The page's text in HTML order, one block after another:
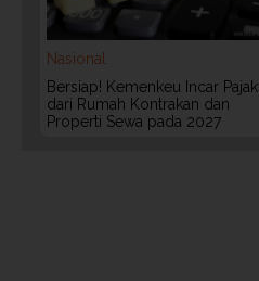
Nasional
Bersiap! Kemenkeu Incar Pajak
dari Rumah Kontrakan dan
Properti Sewa pada 2027